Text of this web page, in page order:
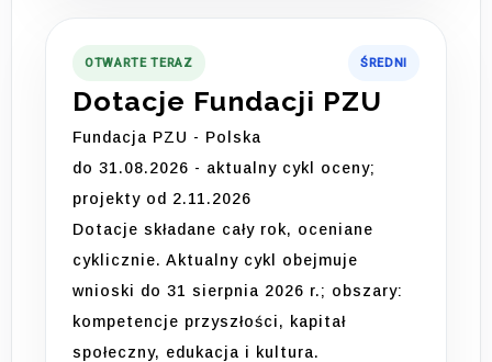
OTWARTE TERAZ ŚREDNI
Dotacje Fundacji PZU
Fundacja PZU - Polska
do 31.08.2026 - aktualny cykl oceny;
projekty od 2.11.2026
Dotacje składane cały rok, oceniane
cyklicznie. Aktualny cykl obejmuje
wnioski do 31 sierpnia 2026 r.; obszary:
kompetencje przyszłości, kapitał
społeczny, edukacja i kultura.